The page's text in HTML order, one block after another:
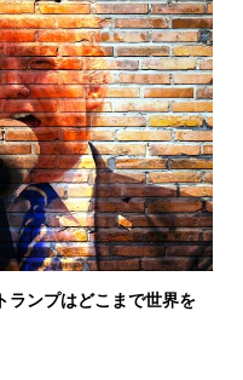
ランプはどこまで世界を